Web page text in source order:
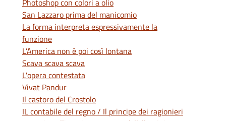
Photoshop con colori a olio
San Lazzaro prima del manicomio
La forma interpreta espressivamente la
funzione
L’America non è poi così lontana
Scava scava scava
L'opera contestata
Vivat Pandur
Il castoro del Crostolo
IL contabile del regno / Il principe dei ragionieri